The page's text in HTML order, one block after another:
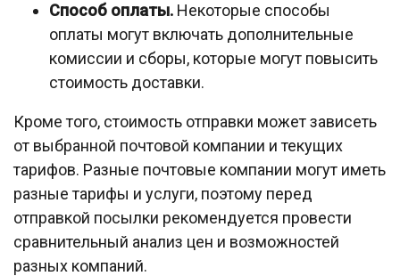
Способ оплаты. Некоторые способы
оплаты могут включать дополнительные
комиссии и сборы, которые могут повысить
стоимость доставки.
Кроме того, стоимость отправки может зависеть
от выбранной почтовой компании и текущих
тарифов. Разные почтовые компании могут иметь
разные тарифы и услуги, поэтому перед
отправкой посылки рекомендуется провести
сравнительный анализ цен и возможностей
разных компаний.